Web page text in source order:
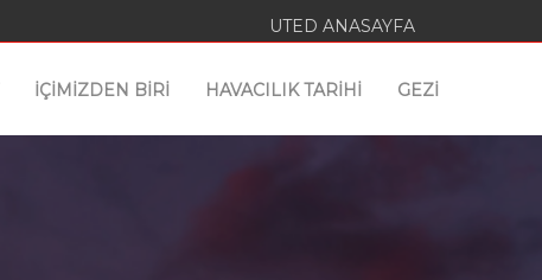
UTED ANASAYFA
İÇİMİZDEN BİRİ HAVACILIK TARİHİ GEZİ